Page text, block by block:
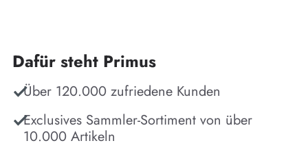
Dafür steht Primus
Über 120.000 zufriedene Kunden
Exclusives Sammler-Sortiment von über
10.000 Artikeln